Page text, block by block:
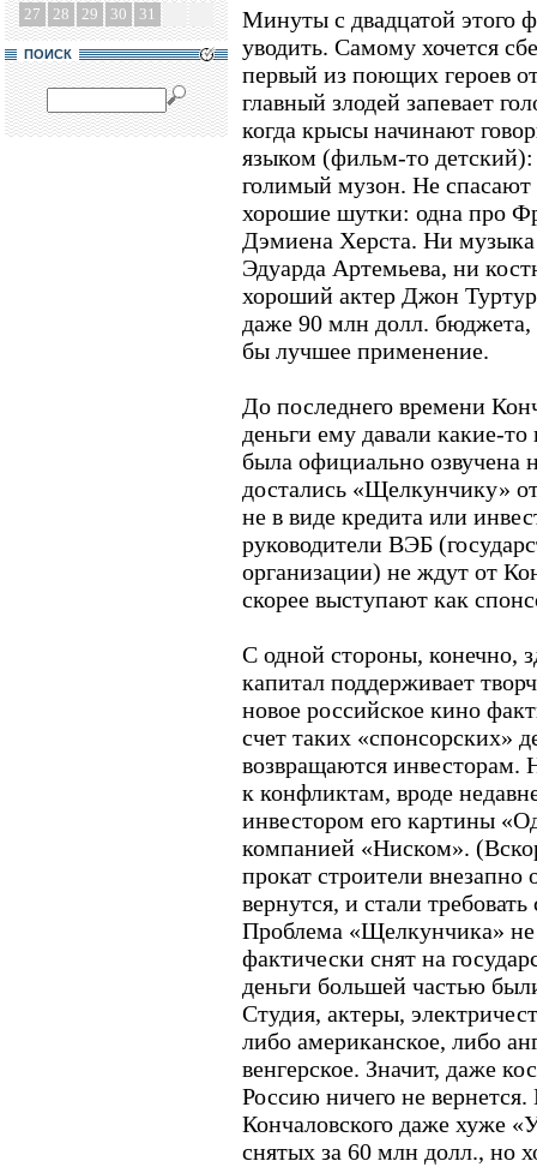
27
28 29 30 31
ПОИСК
Минуты с двадцатой этого
уводить. Самому хочется
первый из поющих героев
главный злодей запевает
когда крысы начинают
языком (фильм-то
голимый музон. Не спасают
хорошие шутки: одна про
Дэмиена Херста. Ни музыка
Эдуарда Артемьева, ни
хороший актер Джон
даже 90 млн долл.
бы лучшее применение.
До последнего времени
деньги ему давали какие-
была официально озвучена
достались «Щелкунчику»
не в виде кредита или
руководители ВЭБ
организации) не ждут от
скорее выступают как
С одной стороны, конечно,
капитал поддерживает
новое российское кино
счет таких «спонсорских»
возвращаются инвесторам.
к конфликтам, вроде
инвестором его картины
компанией «Ниском».
прокат строители внезапно
вернутся, и стали
Проблема «Щелкунчика» не
фактически снят на
деньги большей частью
Студия, актеры,
либо американское, либо
венгерское. Значит, даже
Россию ничего не
Кончаловского даже хуже
снятых за 60 млн долл., но